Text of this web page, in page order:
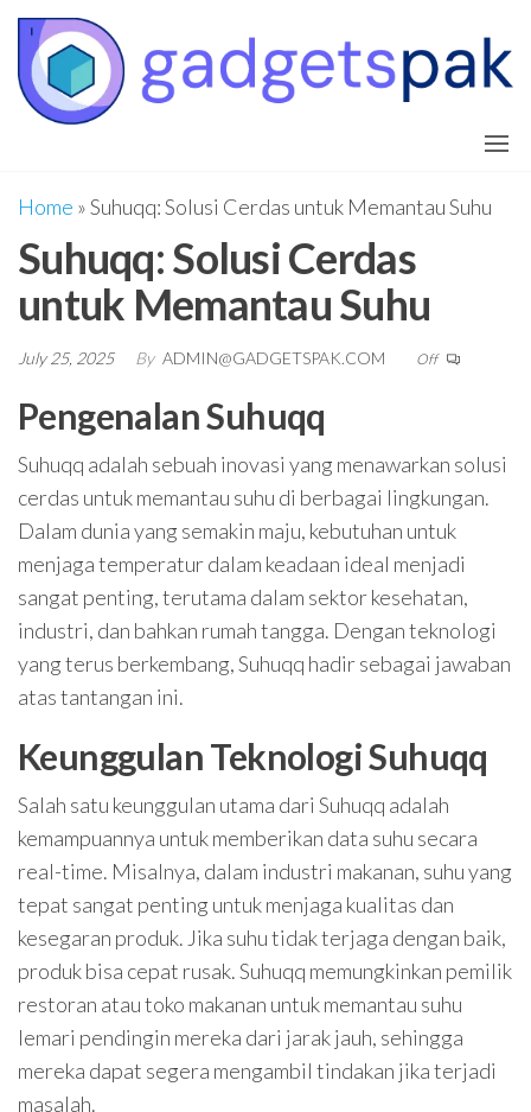
Skip
the
content
Home »Suhuqq: Solusi Cerdas untuk Memantau Suhu
Suhuqq: Solusi Cerdas
untuk Memantau Suhu
July 25, 2025 By ADMIN@GADGETSPAK.COM Off
Pengenalan Suhuqq
Suhuqq adalah sebuah inovasi yang menawarkan solusi
cerdas untuk memantau suhu di berbagai lingkungan.
Dalam dunia yang semakin maju, kebutuhan untuk
menjaga temperatur dalam keadaan ideal menjadi
sangat penting, terutama dalam sektor kesehatan,
industri, dan bahkan rumah tangga. Dengan teknologi
yang terus berkembang, Suhuqq hadir sebagai jawaban
atas tantangan ini.
Keunggulan Teknologi Suhuqq
Salah satu keunggulan utama dari Suhuqq adalah
kemampuannya untuk memberikan data suhu secara
real-time. Misalnya, dalam industri makanan, suhu yang
tepat sangat penting untuk menjaga kualitas dan
kesegaran produk. Jika suhu tidak terjaga dengan baik,
produk bisa cepat rusak. Suhuqq memungkinkan pemilik
restoran atau toko makanan untuk memantau suhu
lemari pendingin mereka dari jarak jauh, sehingga
mereka dapat segera mengambil tindakan jika terjadi
masalah.